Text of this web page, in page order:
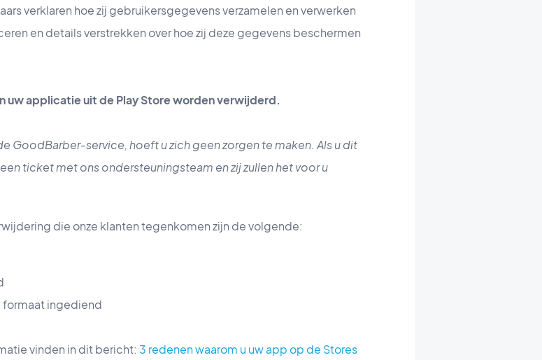
verklaren hoe zij gebruikersgegevens verzamelen en verwerken
en details verstrekken over hoe zij deze gegevens beschermen
uw applicatie uit de Play Store worden verwijderd.
GoodBarber-service, hoeft u zich geen zorgen te maken. Als u dit
ticket met ons ondersteuningsteam en zij zullen het voor u
die onze klanten tegenkomen zijn de volgende:
formaat ingediend
vinden in dit bericht: 3 redenen waarom u uw app op de Stores